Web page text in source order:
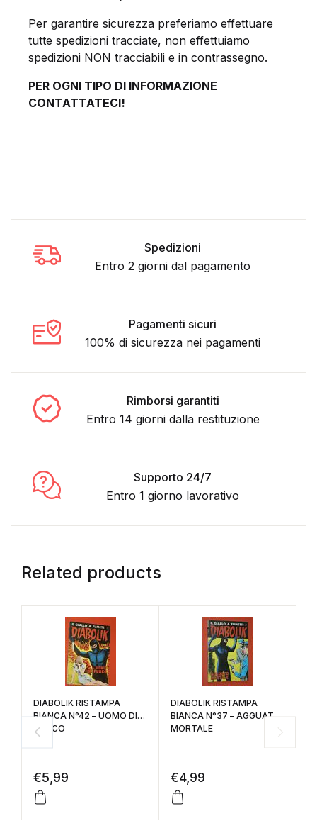
Per garantire sicurezza preferiamo effettuare
tutte spedizioni tracciate, non effettuiamo
spedizioni NON tracciabili e in contrassegno.
PER OGNI TIPO DI INFORMAZIONE
CONTATTATECI!
Spedizioni
Entro 2 giorni dal pagamento
Pagamenti sicuri
100% di sicurezza nei pagamenti
Rimborsi garantiti
Entro 14 giorni dalla restituzione
Supporto 24/7
Entro 1 giorno lavorativo
Related products
DIABOLIK RISTAMPA
BIANCA N°42 – UOMO DI
FUOCO
€5,99
DIABOLIK RISTAMPA
BIANCA N°37 – AGGUATO
MORTALE
€4,99